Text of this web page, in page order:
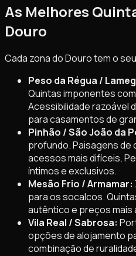
As Melhores
Douro
Cada zona do Douro tem o
Peso da Régua /
Quintas imponentes
Acessibilidade razoável
para casamentos de
Pinhão / São João da
profundo. Paisagens de
acessos mais difíceis.
íntimos e exclusivos.
Mesão Frio / Armamar:
para os socalcos.
autêntico e preços mais
Vila Real / Sabrosa:
opções de alojamento
combinação de